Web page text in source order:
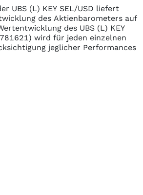
UBS (L) KEY SEL/USD liefert
des Aktienbarometers auf
des UBS (L) KEY
wird für jeden einzelnen
jeglicher Performances